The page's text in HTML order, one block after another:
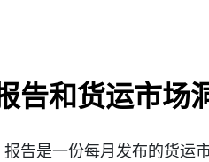
告和货运市场
告是一份每月发布的货运